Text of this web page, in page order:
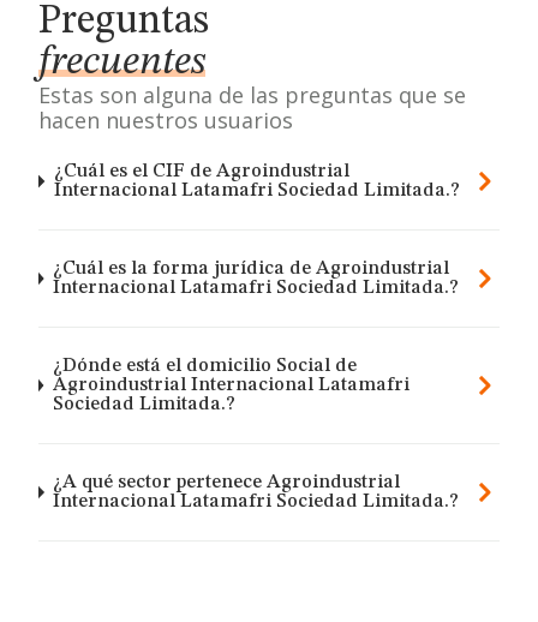
Preguntas
frecuentes
Estas son alguna de las preguntas que se
hacen nuestros usuarios
¿Cuál es el CIF de Agroindustrial
Internacional Latamafri Sociedad Limitada.?
¿Cuál es la forma jurídica de Agroindustrial
Internacional Latamafri Sociedad Limitada.?
¿Dónde está el domicilio Social de
Agroindustrial Internacional Latamafri
Sociedad Limitada.?
¿A qué sector pertenece Agroindustrial
Internacional Latamafri Sociedad Limitada.?